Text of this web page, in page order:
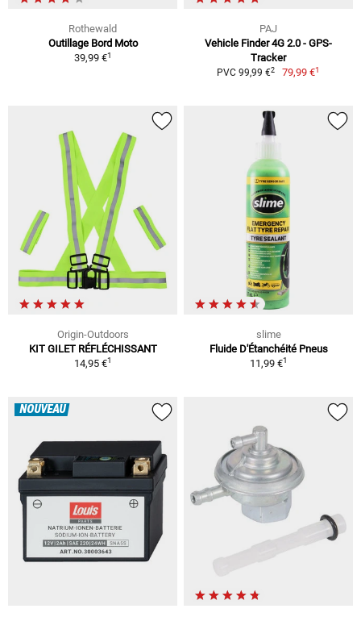
Rothewald
Outillage Bord Moto
39,99 €1
PAJ
Vehicle Finder 4G 2.0 - GPS-
Tracker
PVC 99,99 €2 79,99 €1
Origin-Outdoors
KIT GILET RÉFLÉCHISSANT
14,95 €1
slime
Fluide D'Étanchéité Pneus
11,99 €1
NOUVEAU